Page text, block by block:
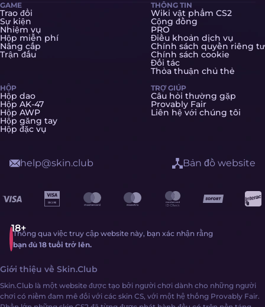
GAME
Trao đổi
Sự kiện
Nhiệm vụ
Hộp miễn phí
Nâng cấp
Trận đấu
HỘP
Hộp dao
Hộp AK-47
Hộp AWP
Hộp găng tay
Hộp đặc vụ
THÔNG TIN
Wiki vật phẩm CS2
Cộng đồng
PRO
Điều khoản dịch vụ
Chính sách quyền riêng tư
Chính sách cookie
Đối tác
Thỏa thuận chủ thẻ
TRỢ GIÚP
Câu hỏi thường gặp
Provably Fair
Liên hệ với chúng tôi
Thông qua việc truy cập website này, bạn xác nhận rằng
bạn đủ 18 tuổi trở lên.
help@skin.club Bản đồ website
Giới thiệu về Skin.Club
Skin.Club là một website được tạo bởi người chơi dành cho những người
chơi có niềm đam mê đối với các skin CS, với một hệ thống Provably Fair.